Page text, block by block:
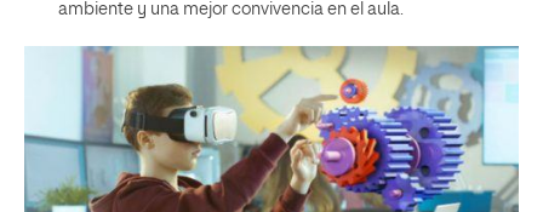
ambiente y una mejor convivencia en el aula.